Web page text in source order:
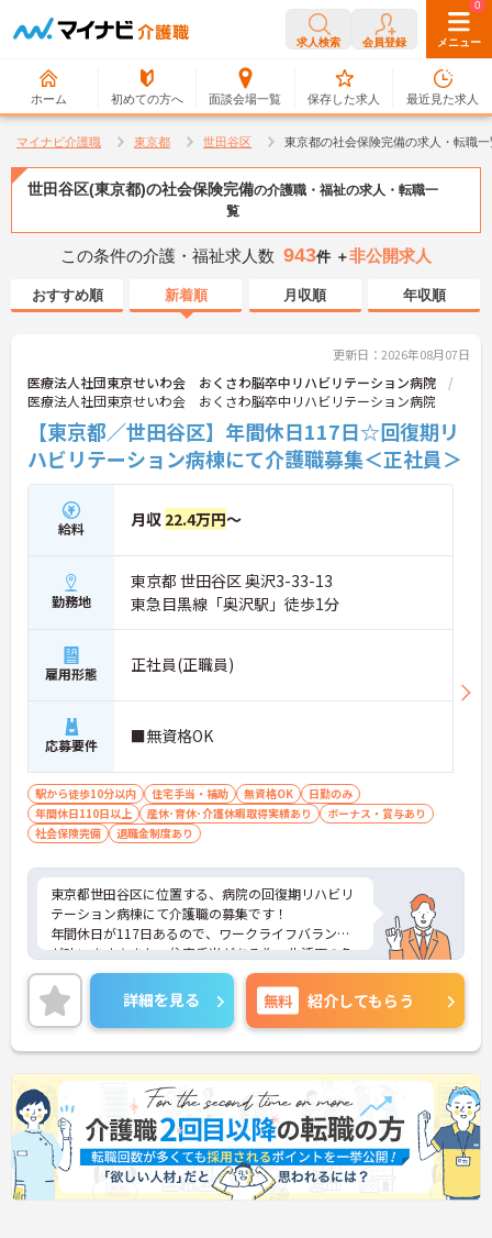
求人検索 会員登録 メニュー
ホーム 初めての方へ 面談会場一覧
0
保存した求人
0
最近見た求人
マイナビ介護職 東京都 世田谷区 東京都の社会保険完備の求人・転職一
世田谷区(東京都)の社会保険完備の介護職・福祉の求人・転職一
覧
この条件の介護・福祉求人数 943件 ＋非公開求人
おすすめ順 新着順 月収順 年収順
更新日：2026年08月07日
医療法人社団東京せいわ会 おくさわ脳卒中リハビリテーション病院
医療法人社団東京せいわ会 おくさわ脳卒中リハビリテーション病院
【東京都／世田谷区】年間休日117日☆回復期リ
ハビリテーション病棟にて介護職募集＜正社員＞
給料 月収 22.4万円～
勤務地
東京都 世田谷区 奥沢3-33-13
東急目黒線「奥沢駅」徒歩1分
雇用形態 正社員(正職員)
応募要件 ■無資格OK
駅から徒歩10分以内 住宅手当・補助 無資格OK
日勤のみ
年間休日110日以上
産休･育休･介護休暇取得実績あり
ボーナス・賞与あり
社会保険完備
退職金制度あり
東京都世田谷区に位置する、病院の回復期リハビリ
テーション病棟にて介護職の募集です！
年間休日が117日あるので、ワークライフバランス
が叶います☆また、住宅手当がある為、生活面の負
担を軽減し、安心して長く勤務していただけます♪
さらに、駅から徒歩1分の好立地なので通勤らくら
くです◎ご興味のある方には、面接対策ポイントな
ど、さらに詳細をお話しいたしますのでお気軽にご
相談ください！
詳細を見る 無料 紹介してもらう